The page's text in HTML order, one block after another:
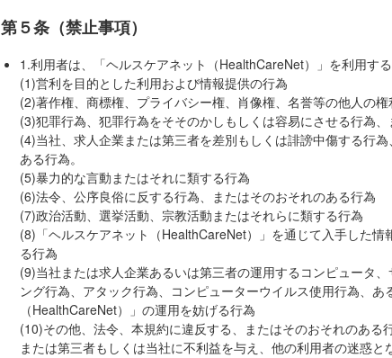
第５条（禁止事項）
1.利用者は、「ヘルスケアネット（HealthCareNet）」を利用す
(1)営利を目的とした利用および情報提供の行為
(2)著作権、商標権、プライバシー権、肖像権、名誉等の他人の
(3)犯罪行為、犯罪行為をそそのかしもしくは容易にさせる行為
(4)当社、求人企業または第三者を差別もしくは誹謗中傷する行
ある行為。
(5)暴力的な言動またはそれに類する行為
(6)法令、公序良俗に反する行為、またはそのおそれのある行為
(7)政治活動、選挙活動、宗教活動またはそれらに類する行為
(8)「ヘルスケアネット（HealthCareNet）」を通じて入手した
る行為
(9)当社または求人企業あるいは第三者の運用するコンピュータ
ング行為、アタック行為、コンピューターウイルス使用行為、
（HealthCareNet）」の運用を妨げる行為
(10)その他、法令、本規約に違反する、またはそのおそれのある
または第三者もしくは当社に不利益を与え、他の利用者の迷惑